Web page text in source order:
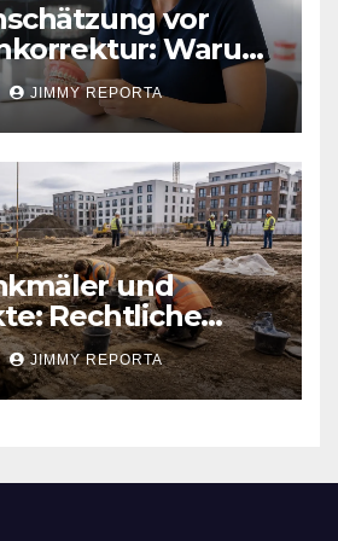
vor
Warum
Blick lohnen
JIMMY REPORTA
und
Rechtliche
praktischer
JIMMY REPORTA